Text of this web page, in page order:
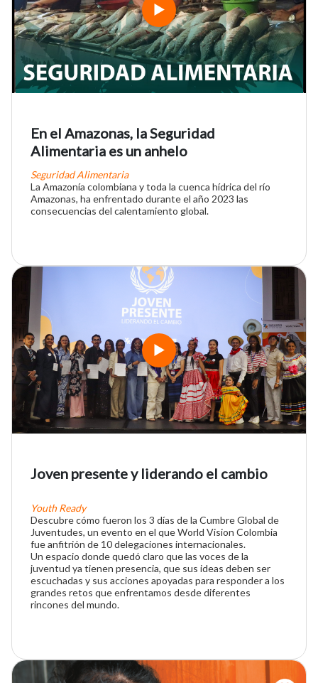
En el Amazonas, la Seguridad
Alimentaria es un anhelo
Seguridad Alimentaria
La Amazonía colombiana y toda la cuenca hídrica del río
Amazonas, ha enfrentado durante el año 2023 las
consecuencias del calentamiento global.
Joven presente y liderando el cambio
Youth Ready
Descubre cómo fueron los 3 días de la Cumbre Global de
Juventudes, un evento en el que World Vision Colombia
fue anfitrión de 10 delegaciones internacionales.
Un espacio donde quedó claro que las voces de la
juventud ya tienen presencia, que sus ideas deben ser
escuchadas y sus acciones apoyadas para responder a los
grandes retos que enfrentamos desde diferentes
rincones del mundo.